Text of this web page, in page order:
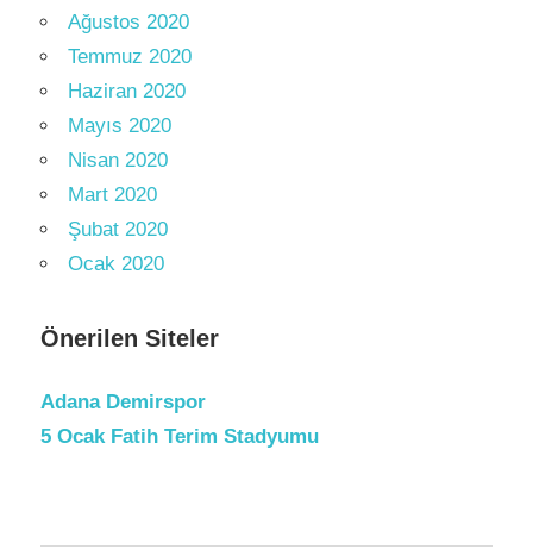
Ağustos 2020
Temmuz 2020
Haziran 2020
Mayıs 2020
Nisan 2020
Mart 2020
Şubat 2020
Ocak 2020
Önerilen Siteler
Adana Demirspor
5 Ocak Fatih Terim Stadyumu